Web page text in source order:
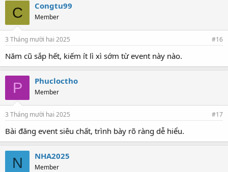
C Congtu99
Member
3 Tháng mười hai 2025 #16
Năm cũ sắp hết, kiếm ít lì xì sớm từ event này nào.
P Phucloctho
Member
3 Tháng mười hai 2025 #17
Bài đăng event siêu chất, trình bày rõ ràng dễ hiểu.
N NHA2025
Member